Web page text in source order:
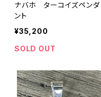
ナバホ ターコイズペンダ
ント
¥35,200
SOLD OUT